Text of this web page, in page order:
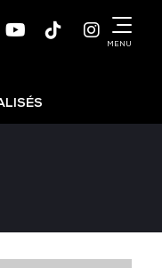
YoutubeTikTok
MENU